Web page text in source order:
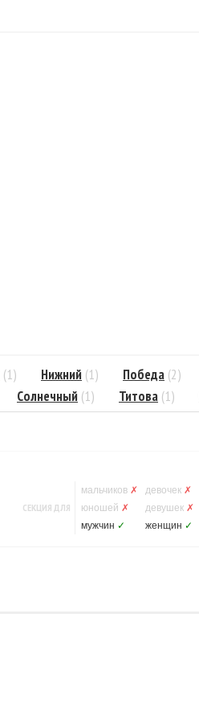
(1) Нижний (1) Победа (2)
Солнечный (1) Титова (1)
СЕКЦИЯ ДЛЯ
мальчиков ✗ девочек ✗
юношей ✗ девушек ✗
мужчин ✓ женщин ✓